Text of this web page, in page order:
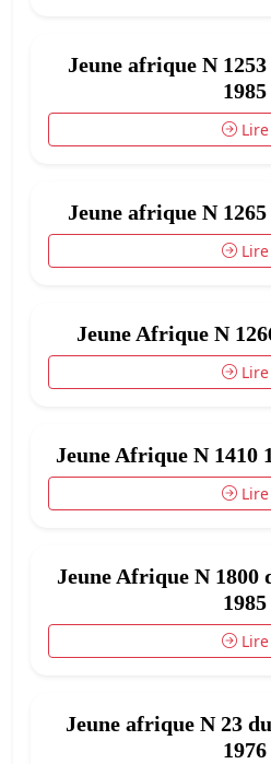
Jeune afrique N
1985
Lire
Jeune afrique N
Lire
Jeune Afrique N
Lire
Jeune Afrique N 1410
Lire
Jeune Afrique N 1800
1985
Lire
Jeune afrique N 23
1976